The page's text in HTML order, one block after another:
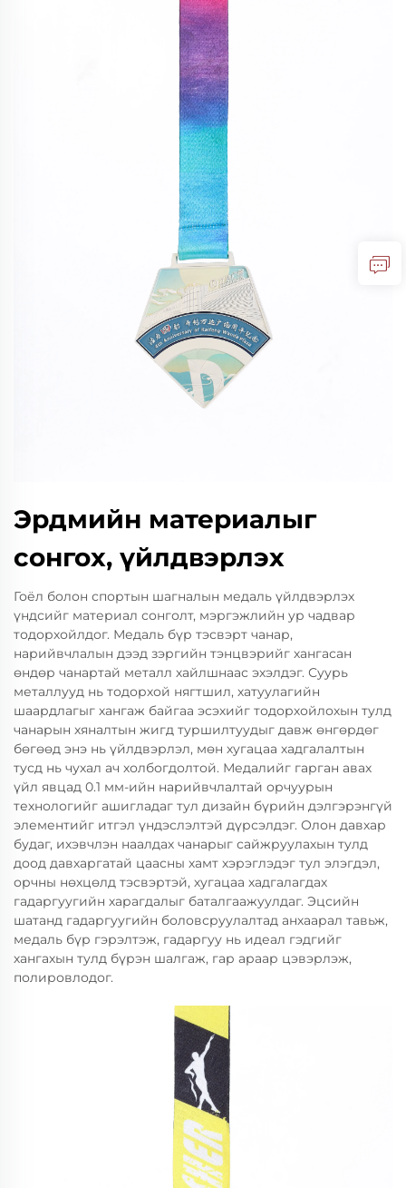
Эрдмийн материалыг
сонгох, үйлдвэрлэх
Гоёл болон спортын шагналын медаль үйлдвэрлэх
үндсийг материал сонголт, мэргэжлийн ур чадвар
тодорхойлдог. Медаль бүр тэсвэрт чанар,
нарийвчлалын дээд зэргийн тэнцвэрийг хангасан
өндөр чанартай металл хайлшнаас эхэлдэг. Суурь
металлууд нь тодорхой нягтшил, хатуулагийн
шаардлагыг хангаж байгаа эсэхийг тодорхойлохын тулд
чанарын хяналтын жигд туршилтуудыг давж өнгөрдөг
бөгөөд энэ нь үйлдвэрлэл, мөн хугацаа хадгалалтын
тусд нь чухал ач холбогдолтой. Медалийг гарган авах
үйл явцад 0.1 мм-ийн нарийвчлалтай орчуурын
технологийг ашигладаг тул дизайн бүрийн дэлгэрэнгүй
элементийг итгэл үндэслэлтэй дүрсэлдэг. Олон давхар
будаг, ихэвчлэн наалдах чанарыг сайжруулахын тулд
доод давхаргатай цаасны хамт хэрэглэдэг тул элэгдэл,
орчны нөхцөлд тэсвэртэй, хугацаа хадгалагдах
гадаргуугийн харагдалыг баталгаажуулдаг. Эцсийн
шатанд гадаргуугийн боловсруулалтад анхаарал тавьж,
медаль бүр гэрэлтэж, гадаргуу нь идеал гэдгийг
хангахын тулд бүрэн шалгаж, гар араар цэвэрлэж,
полировлодог.